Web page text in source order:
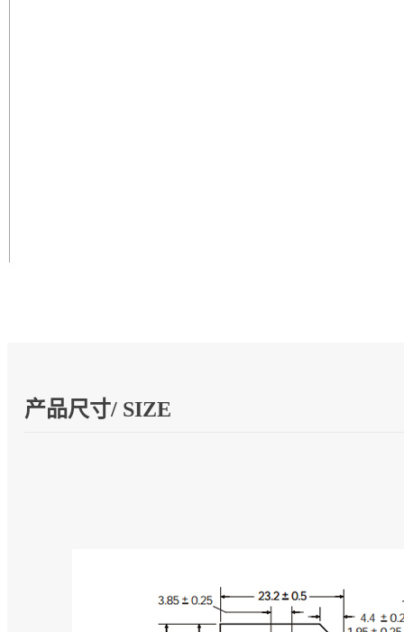
产品尺寸/ SIZE